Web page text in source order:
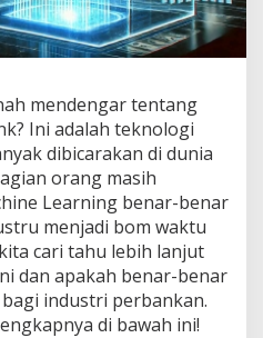
mendengar tentang
Ini adalah teknologi
dibicarakan di dunia
orang masih
Learning benar-benar
menjadi bom waktu
cari tahu lebih lanjut
dan apakah benar-benar
industri perbankan.
di bawah ini!